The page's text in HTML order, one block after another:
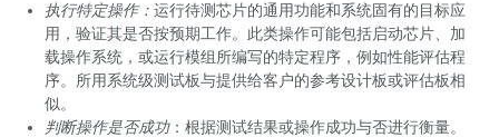
执行特定操作： 运行待测芯片的通用功能和系统固有的目标应
用，验证其是否按预期工作。此类操作可能包括启动芯片、加
载操作系统，或运行模组所编写的特定程序，例如性能评估程
序。所用系统级测试板与提供给客户的参考设计板或评估板相
似。
判断操作是否成功：根据测试结果或操作成功与否进行衡量。